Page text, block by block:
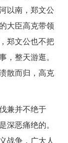
以南，郑文公
大臣高克带领
郑文公也不把
整天游逛。
散而归，高克
兼并不绝于
深恶痛绝的。
战争，广大人